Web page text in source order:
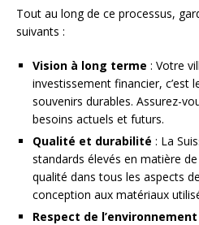
Tout au long de ce processus,
suivants :
Vision à long terme : Votre
investissement financier, c’est
souvenirs durables. Assurez-
besoins actuels et futurs.
Qualité et durabilité : La
standards élevés en matière
qualité dans tous les aspects
conception aux matériaux
Respect de l’environnement